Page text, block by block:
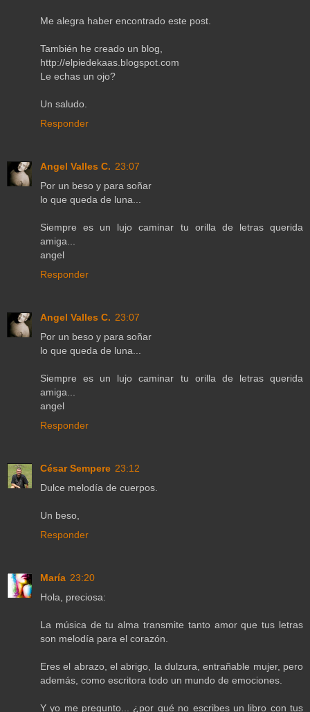
Me alegra haber encontrado este post.
También he creado un blog,
http://elpiedekaas.blogspot.com
Le echas un ojo?
Un saludo.
Responder
Angel Valles C. 23:07
Por un beso y para soñar
lo que queda de luna...
Siempre es un lujo caminar tu orilla de letras querida
amiga...
angel
Responder
Angel Valles C. 23:07
Por un beso y para soñar
lo que queda de luna...
Siempre es un lujo caminar tu orilla de letras querida
amiga...
angel
Responder
César Sempere 23:12
Dulce melodía de cuerpos.
Un beso,
Responder
María 23:20
Hola, preciosa:
La música de tu alma transmite tanto amor que tus letras
son melodía para el corazón.
Eres el abrazo, el abrigo, la dulzura, entrañable mujer, pero
además, como escritora todo un mundo de emociones.
Y yo me pregunto... ¿por qué no escribes un libro con tus